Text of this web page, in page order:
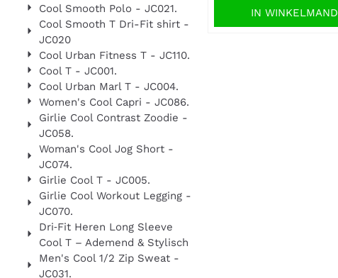
Cool Smooth Polo - JC021.
Cool Smooth T Dri-Fit shirt -
JC020
Cool Urban Fitness T - JC110.
Cool T - JC001.
Cool Urban Marl T - JC004.
Women's Cool Capri - JC086.
Girlie Cool Contrast Zoodie -
JC058.
Woman's Cool Jog Short -
JC074.
Girlie Cool T - JC005.
Girlie Cool Workout Legging -
JC070.
Dri‑Fit Heren Long Sleeve
Cool T – Ademend & Stylisch
Men's Cool 1/2 Zip Sweat -
JC031.
IN WINKELMAND